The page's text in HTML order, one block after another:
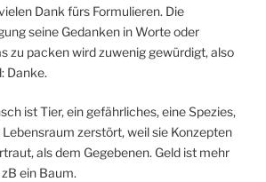
Dank fürs Formulieren. Die
seine Gedanken in Worte oder
zu packen wird zuwenig gewürdigt, also
Danke.
ist Tier, ein gefährliches, eine Spezies,
Lebensraum zerstört, weil sie Konzepten
als dem Gegebenen. Geld ist mehr
ein Baum.